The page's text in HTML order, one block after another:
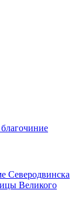
Северодвинска
Великого